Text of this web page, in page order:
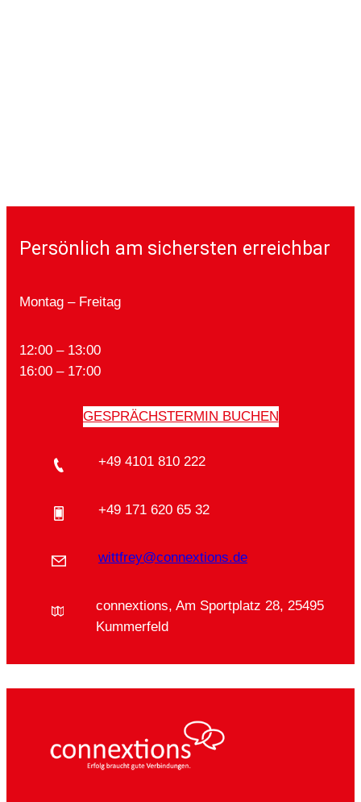
Persönlich am sichersten erreichbar
Montag – Freitag
12:00 – 13:00
16:00 – 17:00
GESPRÄCHSTERMIN BUCHEN
+49 4101 810 222
+49 171 620 65 32
wittfrey@connextions.de
connextions, Am Sportplatz 28, 25495
Kummerfeld